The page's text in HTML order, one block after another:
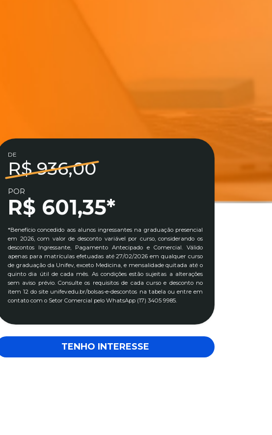
DE
R$ 936,00
POR
R$ 601,35*
*Benefício concedido aos alunos ingressantes na graduação presencial
em 2026, com valor de desconto variável por curso, considerando os
descontos Ingressante, Pagamento Antecipado e Comercial. Válido
apenas para matrículas efetuadas até 27/02/2026 em qualquer curso
de graduação da Unifev, exceto Medicina, e mensalidade quitada até o
quinto dia útil de cada mês. As condições estão sujeitas a alterações
sem aviso prévio. Consulte os requisitos de cada curso e desconto no
item 12 do site unifev.edu.br/bolsas-e-descontos na tabela ou entre em
contato com o Setor Comercial pelo WhatsApp (17) 3405 9985.
TENHO INTERESSE